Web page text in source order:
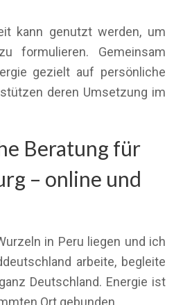
kann genutzt werden, um
formulieren. Gemeinsam
gezielt auf persönliche
deren Umsetzung im
Beratung für
– online und
in Peru liegen und ich
arbeite, begleite
Deutschland. Energie ist
Ort gebunden.